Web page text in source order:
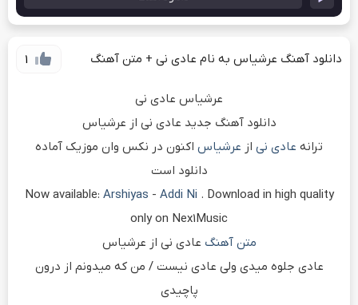
1 دانلود آهنگ عرشیاس به نام عادی نی + متن آهنگ
عرشیاس عادی نی
دانلود آهنگ جدید عادی نی از عرشیاس
ترانه عادی نی از عرشیاس اکنون در نکس وان موزیک آماده
دانلود است
Now available: Arshiyas - Addi Ni . Download in high quality
only on Nex1Music
متن آهنگ عادی نی از عرشیاس
عادی جلوه میدی ولی عادی نیست / من که میدونم از درون
پاچیدی